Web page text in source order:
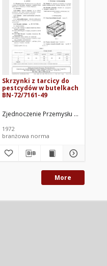
Jerzy Zjednoczenie Przemysłu
Skrzynki z tarcicy do
pestcydów w butelkach
BN-72/7161-49
Zjednoczenie Przemysłu
1972
branżowa norma
More